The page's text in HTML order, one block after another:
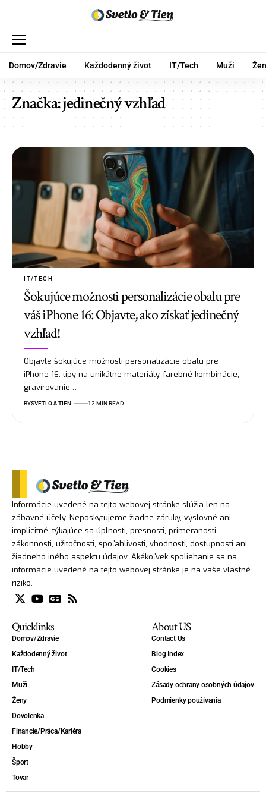
Domov/Zdravie Každodenný život IT/Tech Muži
Značka:jedinečný vzhľad
IT/TECH
Šokujúce možnosti personalizácie obalu pre
váš iPhone 16: Objavte, ako získať jedinečný
vzhľad!
Objavte šokujúce možnosti personalizácie obalu pre
iPhone 16: tipy na unikátne materiály, farebné kombinácie,
gravírovanie…
BYSVETLO & TIEN 12 MIN READ
Informácie uvedené na tejto webovej stránke slúžia len na
zábavné účely. Neposkytujeme žiadne záruky, výslovné ani
implicitné, týkajúce sa úplnosti, presnosti, primeranosti,
zákonnosti, užitočnosti, spoľahlivosti, vhodnosti, dostupnosti ani
žiadneho iného aspektu údajov. Akékoľvek spoliehanie sa na
informácie uvedené na tejto webovej stránke je na vaše vlastné
riziko.
Quicklinks
Domov/Zdravie
Každodenný život
IT/Tech
Muži
Ženy
Dovolenka
Financie/Práca/Kariéra
Hobby
Šport
Tovar
About US
Contact Us
Blog Index
Cookies
Zásady ochrany osobných údajov
Podmienky používania